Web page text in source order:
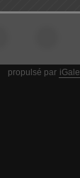
propulsé par